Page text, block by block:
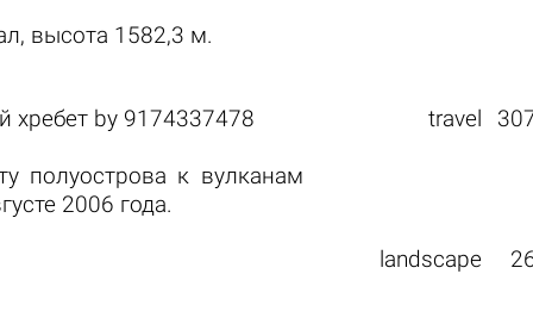
высота 1582,3 м.
хребет by 9174337478
полуострова к вулканам
2006 года.
travel
landscape